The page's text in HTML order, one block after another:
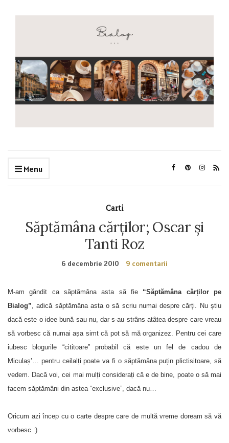
Menu
Carti
Săptămâna cărților; Oscar și
Tanti Roz
6 decembrie 2010 9 comentarii
M-am gândit ca săptămâna asta să fie “Săptămâna cărților pe
Bialog” , adică săptămâna asta o să scriu numai despre cărți. Nu știu
dacă este o idee bună sau nu, dar s-au strâns atâtea despre care vreau
să vorbesc că numai așa simt că pot să mă organizez. Pentru cei care
iubesc blogurile “cititoare” probabil că este un fel de cadou de
Miculaș’… pentru ceilalți poate va fi o săptămâna puțin plictisitoare, să
vedem. Dacă voi, cei mai mulți considerați că e de bine, poate o să mai
facem săptămâni din astea “exclusive”, dacă nu…
Oricum azi încep cu o carte despre care de multă vreme doream să vă
vorbesc :)